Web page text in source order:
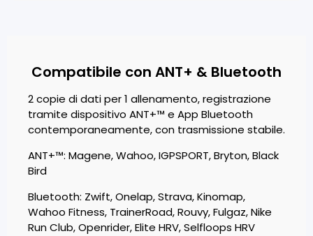
Compatibile con ANT+ & Bluetooth
2 copie di dati per 1 allenamento, registrazione
tramite dispositivo ANT+™ e App Bluetooth
contemporaneamente, con trasmissione stabile.
ANT+™: Magene, Wahoo, IGPSPORT, Bryton, Black
Bird
Bluetooth: Zwift, Onelap, Strava, Kinomap,
Wahoo Fitness, TrainerRoad, Rouvy, Fulgaz, Nike
Run Club, Openrider, Elite HRV, Selfloops HRV